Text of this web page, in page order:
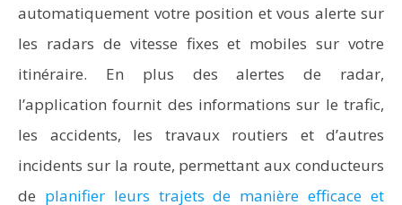
automatiquement votre position et vous alerte sur
les radars de vitesse fixes et mobiles sur votre
itinéraire. En plus des alertes de radar,
l’application fournit des informations sur le trafic,
les accidents, les travaux routiers et d’autres
incidents sur la route, permettant aux conducteurs
de planifier leurs trajets de manière efficace et